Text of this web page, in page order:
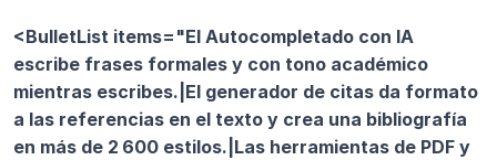
<BulletList items="El Autocompletado con IA
escribe frases formales y con tono académico
mientras escribes.|El generador de citas da formato
a las referencias en el texto y crea una bibliografía
en más de 2 600 estilos.|Las herramientas de PDF y